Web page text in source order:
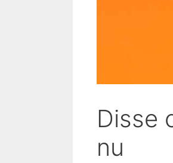
Disse
nu